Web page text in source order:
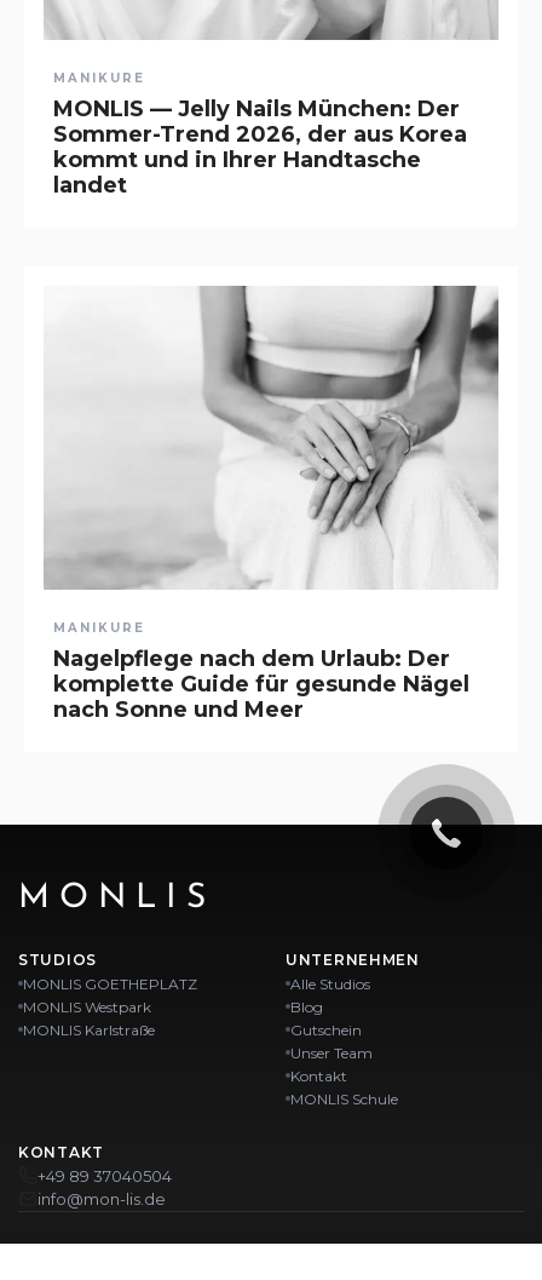
MANIKURE
MONLIS — Jelly Nails München: Der
Sommer-Trend 2026, der aus Korea
kommt und in Ihrer Handtasche
landet
MANIKURE
Nagelpflege nach dem Urlaub: Der
komplette Guide für gesunde Nägel
nach Sonne und Meer
MONLIS
STUDIOS
MONLIS GOETHEPLATZ
MONLIS Westpark
MONLIS Karlstraße
UNTERNEHMEN
Alle Studios
Blog
Gutschein
Unser Team
Kontakt
MONLIS Schule
KONTAKT
+49 89 37040504
info@mon-lis.de